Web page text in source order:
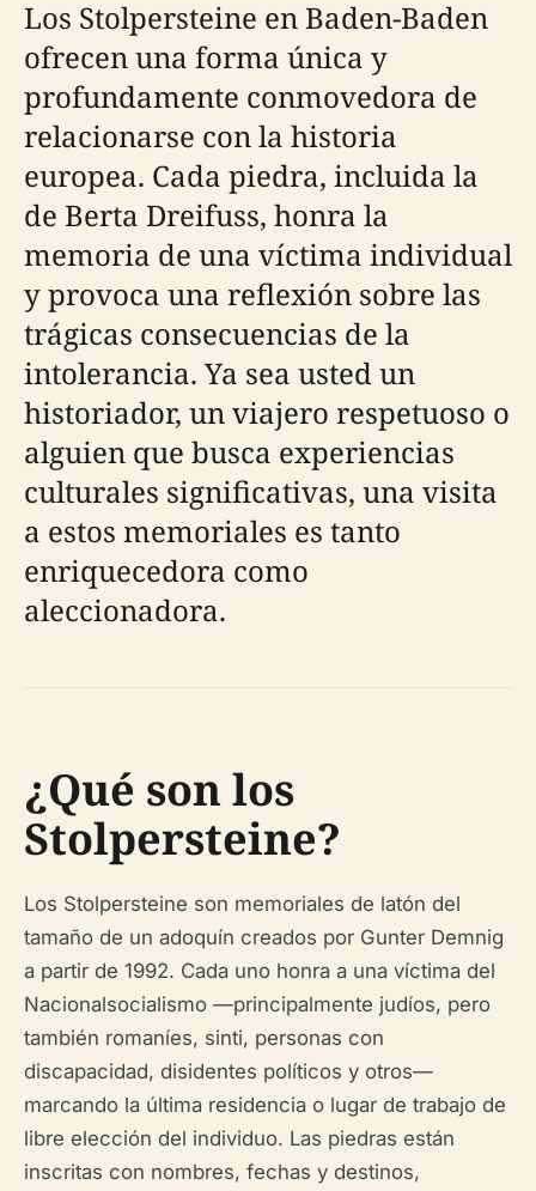
Los Stolpersteine en Baden-Baden
ofrecen una forma única y
profundamente conmovedora de
relacionarse con la historia
europea. Cada piedra, incluida la
de Berta Dreifuss, honra la
memoria de una víctima individual
y provoca una reflexión sobre las
trágicas consecuencias de la
intolerancia. Ya sea usted un
historiador, un viajero respetuoso o
alguien que busca experiencias
culturales significativas, una visita
a estos memoriales es tanto
enriquecedora como
aleccionadora.
¿Qué son los
Stolpersteine?
Los Stolpersteine son memoriales de latón del
tamaño de un adoquín creados por Gunter Demnig
a partir de 1992. Cada uno honra a una víctima del
Nacionalsocialismo —principalmente judíos, pero
también romaníes, sinti, personas con
discapacidad, disidentes políticos y otros—
marcando la última residencia o lugar de trabajo de
libre elección del individuo. Las piedras están
inscritas con nombres, fechas y destinos,